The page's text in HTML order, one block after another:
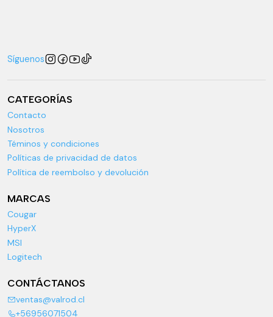
Síguenos
CATEGORÍAS
Contacto
Nosotros
Téminos y condiciones
Políticas de privacidad de datos
Política de reembolso y devolución
MARCAS
Cougar
HyperX
MSI
Logitech
CONTÁCTANOS
ventas@valrod.cl
+56956071504